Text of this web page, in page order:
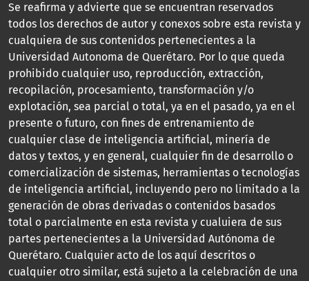
Se reafirma y advierte que se encuentran reservados
todos los derechos de autor y conexos sobre esta revista y
cualquiera de sus contenidos pertenecientes a la
Universidad Autonoma de Querétaro. Por lo que queda
prohibido cualquier uso, reproducción, extracción,
recopilación, procesamiento, transformación y/o
explotación, sea parcial o total, ya en el pasado, ya en el
presente o futuro, con fines de entrenamiento de
cualquier clase de inteligencia artificial, minería de
datos y textos, y en general, cualquier fin de desarrollo o
comercialización de sistemas, herramientas o tecnologías
de inteligencia artificial, incluyendo pero no limitado a la
generación de obras derivadas o contenidos basados
total o parcialmente en esta revista y cualuiera de sus
partes pertenecientes a la Universidad Autónoma de
Querétaro. Cualquier acto de los aquí descritos o
cualquier otro similar, está sujeto a la celebración de una